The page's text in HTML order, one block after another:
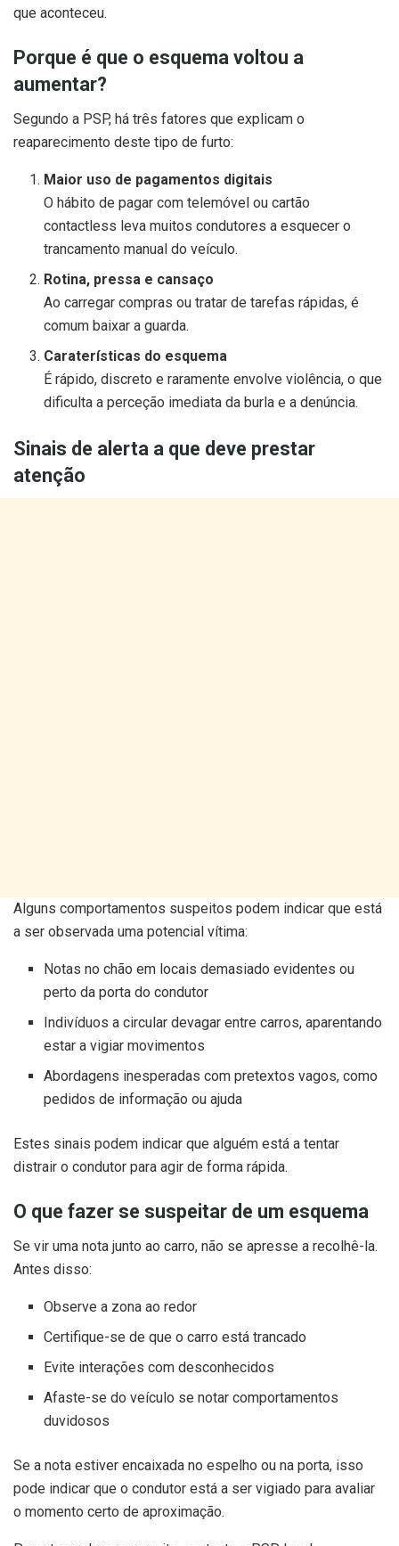
que aconteceu.
Porque é que o esquema voltou a
aumentar?
Segundo a PSP, há três fatores que explicam o
reaparecimento deste tipo de furto:
Maior uso de pagamentos digitais
O hábito de pagar com telemóvel ou cartão
contactless leva muitos condutores a esquecer o
trancamento manual do veículo.
Rotina, pressa e cansaço
Ao carregar compras ou tratar de tarefas rápidas, é
comum baixar a guarda.
Caraterísticas do esquema
É rápido, discreto e raramente envolve violência, o que
dificulta a perceção imediata da burla e a denúncia.
Sinais de alerta a que deve prestar
atenção
Alguns comportamentos suspeitos podem indicar que está
a ser observada uma potencial vítima:
Notas no chão em locais demasiado evidentes ou
perto da porta do condutor
Indivíduos a circular devagar entre carros, aparentando
estar a vigiar movimentos
Abordagens inesperadas com pretextos vagos, como
pedidos de informação ou ajuda
Estes sinais podem indicar que alguém está a tentar
distrair o condutor para agir de forma rápida.
O que fazer se suspeitar de um esquema
Se vir uma nota junto ao carro, não se apresse a recolhê-la.
Antes disso:
Observe a zona ao redor
Certifique-se de que o carro está trancado
Evite interações com desconhecidos
Afaste-se do veículo se notar comportamentos
duvidosos
Se a nota estiver encaixada no espelho ou na porta, isso
pode indicar que o condutor está a ser vigiado para avaliar
o momento certo de aproximação.